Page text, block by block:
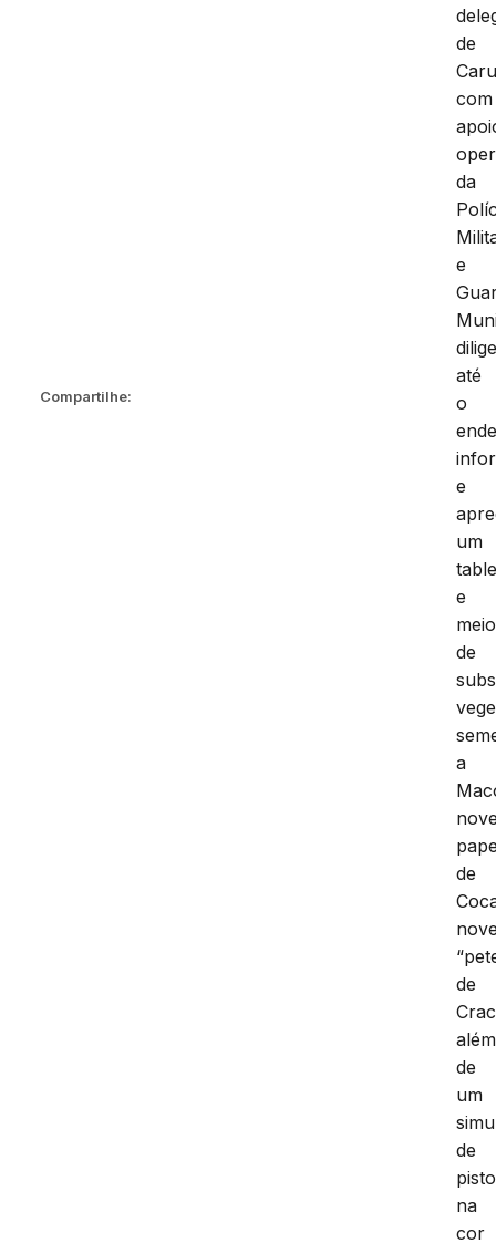
Compartilhe:
de
com
da
e
até
o
e
um
e
meio
de
a
de
de
além
de
um
de
na
cor